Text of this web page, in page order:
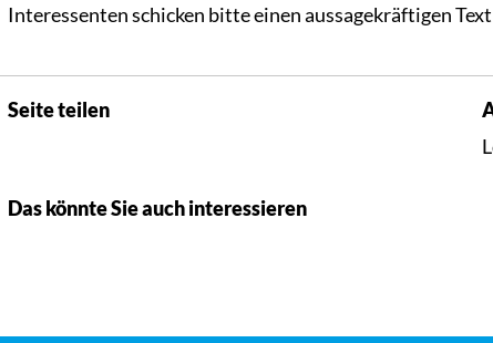
Interessenten schicken bitte einen aussagekräftigen
Seite teilen
Das könnte Sie auch interessieren